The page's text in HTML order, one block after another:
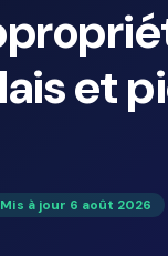
et
Mis à jour 6 août 2026